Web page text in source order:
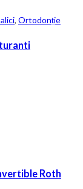
, Ortodonție
Roth